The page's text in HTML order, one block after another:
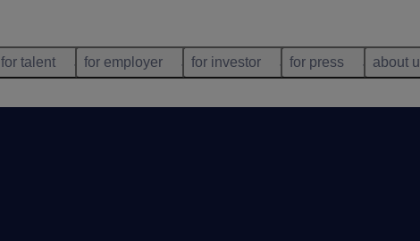
for talent for employer for investor for press about